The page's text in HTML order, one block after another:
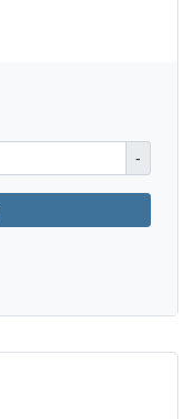
-